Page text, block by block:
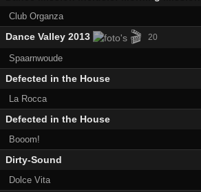
Club Organza
Dance Valley 2013 🎬 20
Spaarnwoude
Defected in the House
La Rocca
Defected in the House
Booom!
Dirty-Sound
Dolce Vita